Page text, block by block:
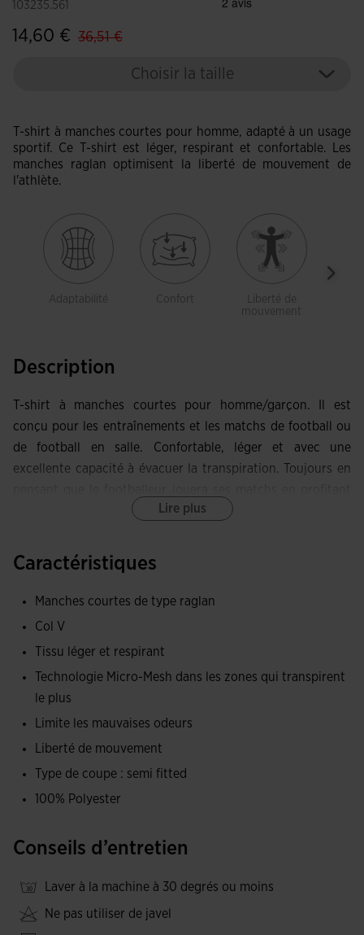
103235.561
14,60 € label.price.reduced.from
36,51 €
Choisir la taille
T-shirt à manches courtes pour homme, adapté à un usage
sportif. Ce T-shirt est léger, respirant et confortable. Les
manches raglan optimisent la liberté de mouvement de
l'athlète.
Adaptabilité Confort
Liberté de
mouvement
Description
T-shirt à manches courtes pour homme/garçon. Il est
conçu pour les entraînements et les matchs de football ou
de football en salle. Confortable, léger et avec une
excellente capacité à évacuer la transpiration. Toujours en
d'un maximum de confort et de liberté de mouvement.
en V élastique, deux formes conçues pour maximiser la
permet d'enchaîner les mouvements confortablement.
Il est confectionné avec un tissu léger et respirant qui
empêche l'apparition de mauvaises odeurs. De plus, il
comprend la technologie Micro-Mesh System dans la partie
respirabilité et de maintenir le confort.
Son visuel se distingue par son imprimé sublimé sur tout le
au t-shirt.
Logo Joma sérigraphié.
Lire plus
Caractéristiques
Manches courtes de type raglan
Col V
Tissu léger et respirant
Technologie Micro-Mesh dans les zones qui transpirent
le plus
Limite les mauvaises odeurs
Liberté de mouvement
Type de coupe : semi fitted
100% Polyester
Conseils d’entretien
Laver à la machine à 30 degrés ou moins
Ne pas utiliser de javel